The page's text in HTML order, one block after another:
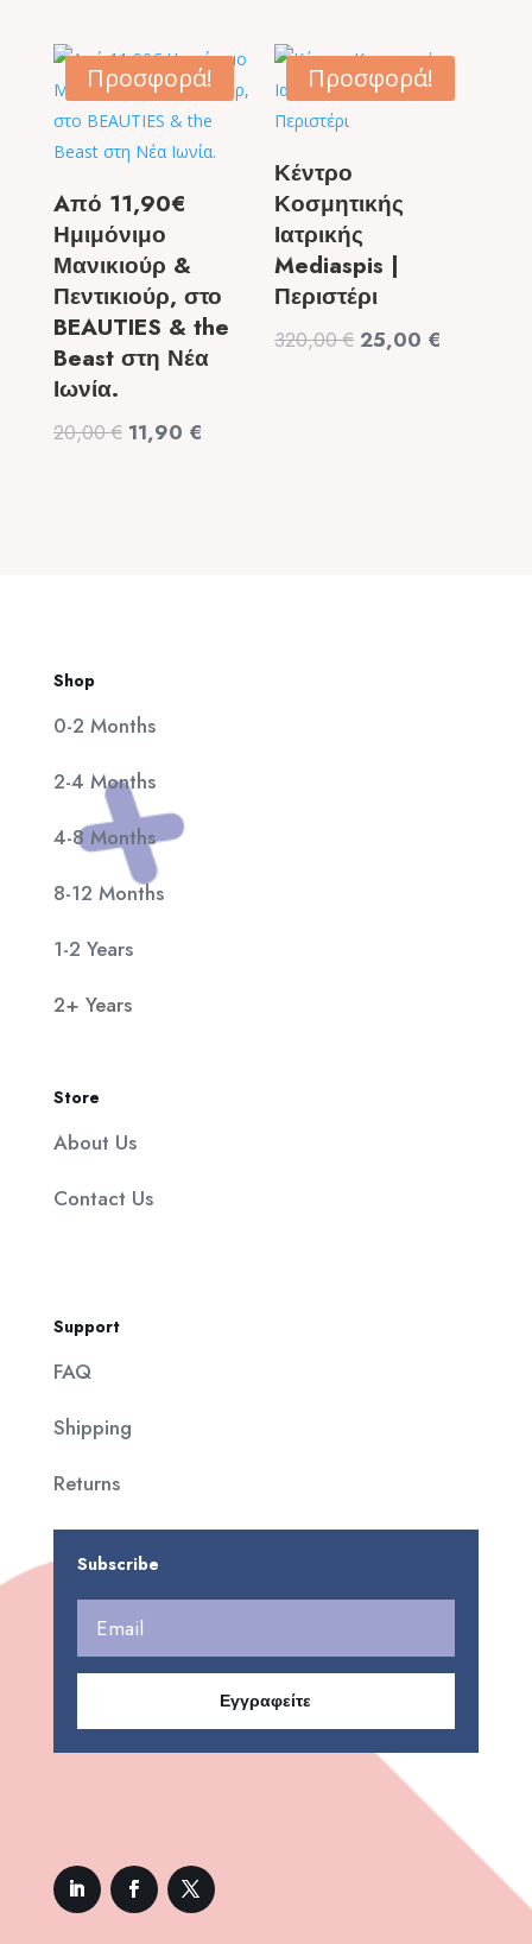
9,50 €. είναι:
6,50 €.
99,00 €.
49,90 €.
Προσφορά!
Aπό 11,90€
Ημιμόνιμο
Μανικιούρ &
Πεντικιούρ, στο
BEAUTIES & the
Beast στη Νέα
Ιωνία.
20,00€ Original
11,90 €
Προσφορά!
Κέντρο
Κοσμητικής
Ιατρικής
Mediaspis |
Περιστέρι
320,00€ Original
25,00 €
Shop
0-2 Months
2-4 Months
4-8 Months
8-12 Months
1-2 Years
2+ Years
Store
About Us
Contact Us
Support
FAQ
Shipping
Returns
Subscribe
Εγγραφείτε